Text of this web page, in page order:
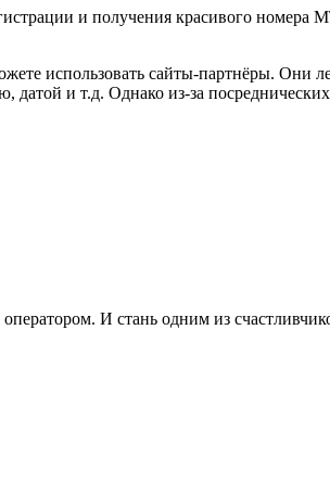
и получения красивого номера
использовать сайты-партнёры. Они
и т.д. Однако из-за
И стань одним из